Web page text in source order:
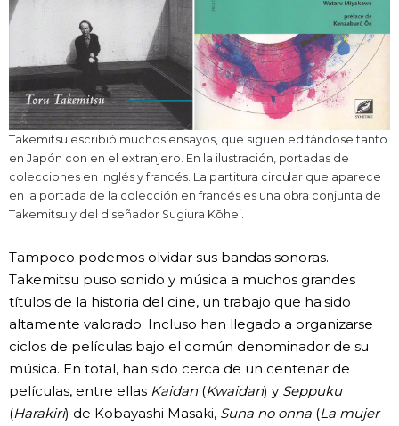
Takemitsu escribió muchos ensayos, que siguen editándose tanto
en Japón con en el extranjero. En la ilustración, portadas de
colecciones en inglés y francés. La partitura circular que aparece
en la portada de la colección en francés es una obra conjunta de
Takemitsu y del diseñador Sugiura Kōhei.
Tampoco podemos olvidar sus bandas sonoras.
Takemitsu puso sonido y música a muchos grandes
títulos de la historia del cine, un trabajo que ha sido
altamente valorado. Incluso han llegado a organizarse
ciclos de películas bajo el común denominador de su
música. En total, han sido cerca de un centenar de
películas, entre ellas Kaidan(Kwaidan) y Seppuku
(Harakiri) de Kobayashi Masaki, Suna no onna(La mujer